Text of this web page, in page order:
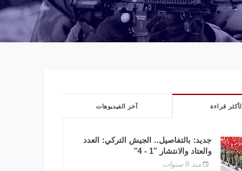
الأكثر قراءة آخر الفيديوهات
جديد: بالتفاصيل.. الجيش التركي: العدد
والعتاد والانتشار "1 - 4"
منذ 8 سنوات